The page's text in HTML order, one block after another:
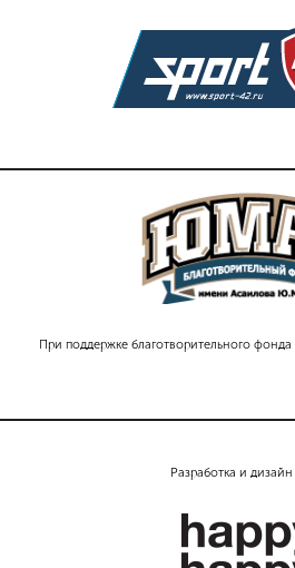
При поддержке благотворительного
Разработка и дизайн